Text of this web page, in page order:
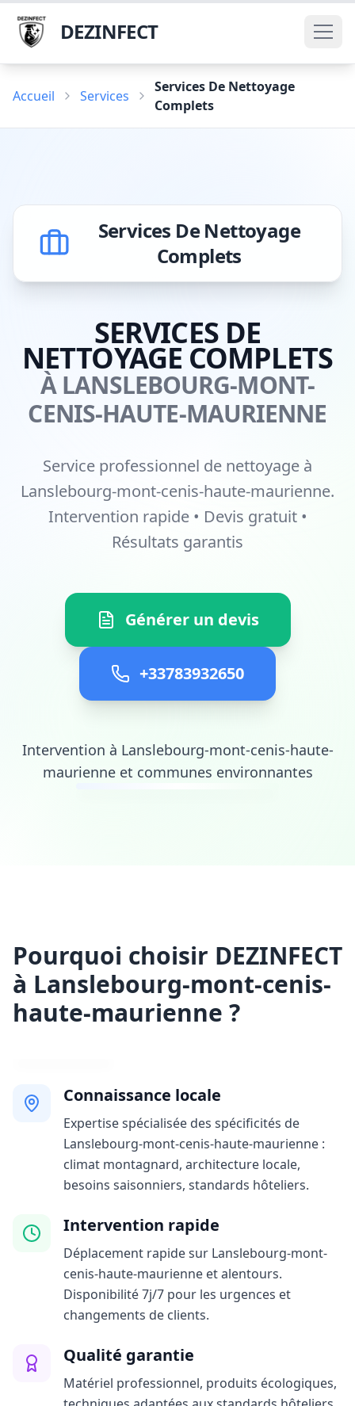
DEZINFECT
Accueil Services
Services De Nettoyage
Complets
Services De Nettoyage
Complets
SERVICES DE
NETTOYAGE COMPLETS
À LANSLEBOURG-MONT-
CENIS-HAUTE-MAURIENNE
Service professionnel de nettoyage à
Lanslebourg-mont-cenis-haute-maurienne.
Intervention rapide • Devis gratuit •
Résultats garantis
Générer un devis
+33783932650
Intervention à Lanslebourg-mont-cenis-haute-
maurienne et communes environnantes
Pourquoi choisir DEZINFECT
à Lanslebourg-mont-cenis-
haute-maurienne ?
Connaissance locale
Expertise spécialisée des spécificités de
Lanslebourg-mont-cenis-haute-maurienne :
climat montagnard, architecture locale,
besoins saisonniers, standards hôteliers.
Intervention rapide
Déplacement rapide sur Lanslebourg-mont-
cenis-haute-maurienne et alentours.
Disponibilité 7j/7 pour les urgences et
changements de clients.
Qualité garantie
Matériel professionnel, produits écologiques,